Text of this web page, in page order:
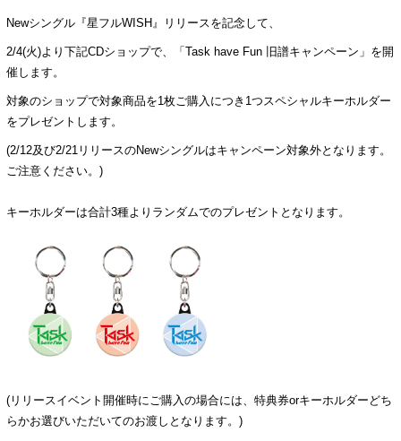
Newシングル『星フルWISH』リリースを記念して、
2/4(火)より下記CDショップで、「Task have Fun 旧譜キャンペーン」を開
催します。
対象のショップで対象商品を1枚ご購入につき1つスペシャルキーホルダー
をプレゼントします。
(2/12及び2/21リリースのNewシングルはキャンペーン対象外となります。
ご注意ください。)
キーホルダーは合計3種よりランダムでのプレゼントとなります。
(リリースイベント開催時にご購入の場合には、特典券orキーホルダーどち
らかお選びいただいてのお渡しとなります。)